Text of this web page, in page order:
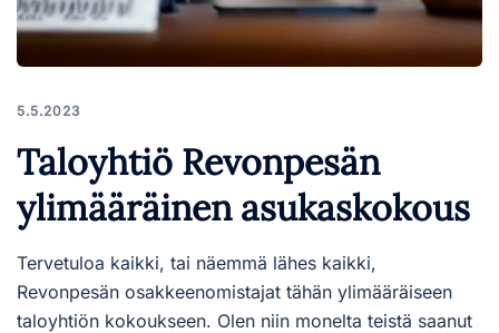
5.5.2023
Taloyhtiö Revonpesän
ylimääräinen asukaskokous
Tervetuloa kaikki, tai näemmä lähes kaikki,
Revonpesän osakkeenomistajat tähän ylimääräiseen
taloyhtiön kokoukseen. Olen niin monelta teistä saanut